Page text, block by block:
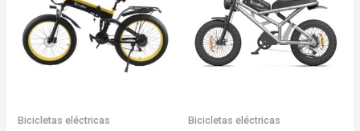
Bicicletas eléctricas Bicicletas eléctricas